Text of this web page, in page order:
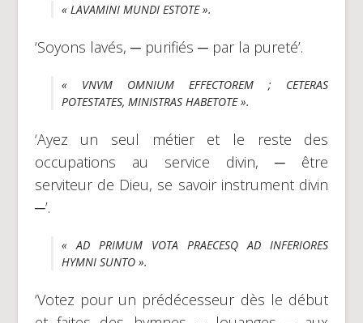
« LAVAMINI MUNDI ESTOTE ».
‘Soyons lavés, ─ purifiés ─ par la pureté’.
« VNVM OMNIUM EFFECTOREM ; CETERAS
POTESTATES, MINISTRAS HABETOTE ».
‘Ayez un seul métier et le reste des
occupations au service divin, ─ être
serviteur de Dieu, se savoir instrument divin
─’.
« AD PRIMUM VOTA PRAECESQ AD INFERIORES
HYMNI SUNTO ».
‘Votez pour un prédécesseur dès le début